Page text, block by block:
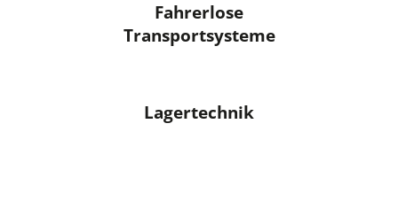
Fahrerlose
Transport­systeme
Lager­technik